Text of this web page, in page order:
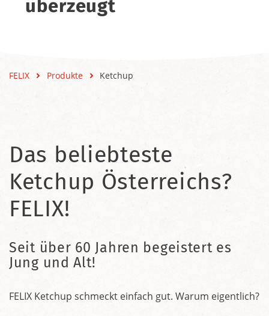
überzeugt
FELIX Produkte Ketchup
Das beliebteste
Ketchup Österreichs?
FELIX!
Seit über 60 Jahren begeistert es
Jung und Alt!
FELIX Ketchup schmeckt einfach gut. Warum eigentlich?